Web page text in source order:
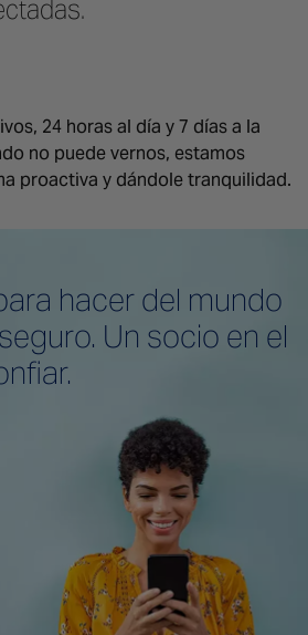
24 horas al día y 7 días a la
no puede vernos, estamos
proactiva y dándole tranquilidad.
hacer del mundo
Un socio en el